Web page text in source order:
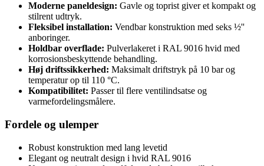
Moderne paneldesign: Gavle og toprist giver et kompakt og
stilrent udtryk.
Fleksibel installation: Vendbar konstruktion med seks ½''
anboringer.
Holdbar overflade: Pulverlakeret i RAL 9016 hvid med
korrosionsbeskyttende behandling.
Høj driftssikkerhed: Maksimalt driftstryk på 10 bar og
temperatur op til 110 °C.
Kompatibilitet: Passer til flere ventilindsatse og
varmefordelingsmålere.
Fordele og ulemper
Robust konstruktion med lang levetid
Elegant og neutralt design i hvid RAL 9016